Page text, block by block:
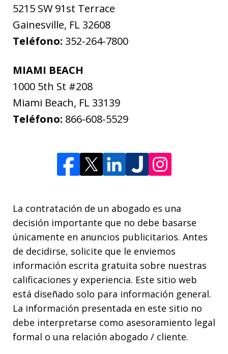
5215 SW 91st Terrace
Gainesville, FL 32608
Teléfono: 352-264-7800
MIAMI BEACH
1000 5th St #208
Miami Beach, FL 33139
Teléfono: 866-608-5529
La contratación de un abogado es una
decisión importante que no debe basarse
únicamente en anuncios publicitarios. Antes
de decidirse, solicite que le enviemos
información escrita gratuita sobre nuestras
calificaciones y experiencia. Este sitio web
está diseñado solo para información general.
La información presentada en este sitio no
debe interpretarse como asesoramiento legal
formal o una relación abogado / cliente.